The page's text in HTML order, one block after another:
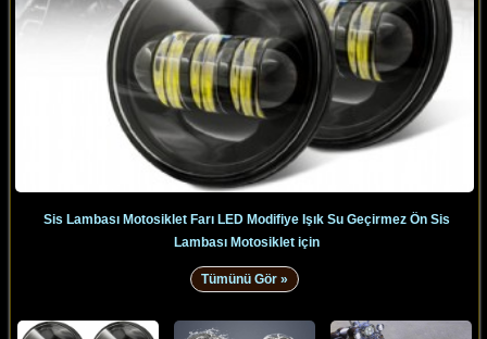
Sis Lambası Motosiklet Farı LED Modifiye Işık Su Geçirmez Ön Sis
Lambası Motosiklet için
Tümünü Gör »